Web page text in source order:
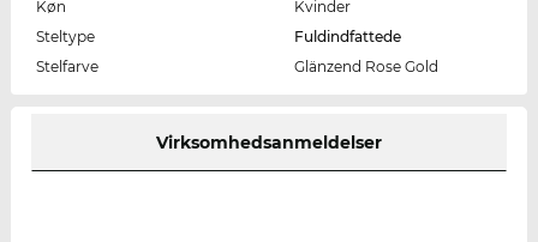
Køn
Kvinder
Steltype
Fuldindfattede
Stelfarve
Glänzend Rose Gold
Virksomhedsanmeldelser